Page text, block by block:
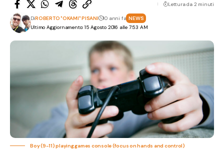
Ultimo Aggiornamento: 15 Agosto 2016 alle 7:53 AM
DiROBERTO "OKAMI" PISANI 10 anni fa NEWS
Lettura da 2 minuti
Boy (9-11) playing games console (focus on hands and control)